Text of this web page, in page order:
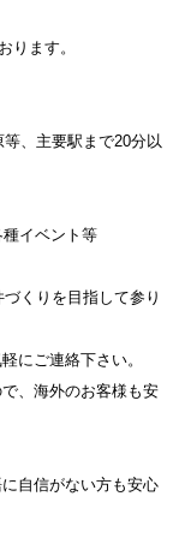
ります。
、主要駅まで20分以
イベント等
くりを目指して参り
にご連絡下さい。
、海外のお客様も安
自信がない方も安心